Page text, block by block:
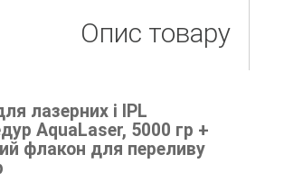
Опис товару
лазерних і IPL
AquaLaser, 5000 гр +
флакон для переливу